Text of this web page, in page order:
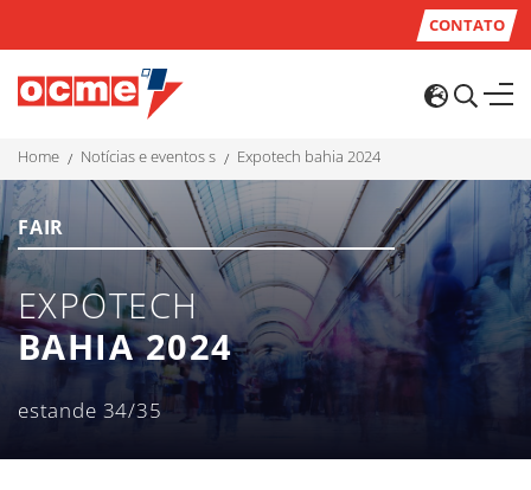
CONTATO
home notícias e eventos s expotech bahia 2024
FAIR
EXPOTECH
BAHIA 2024
estande 34/35